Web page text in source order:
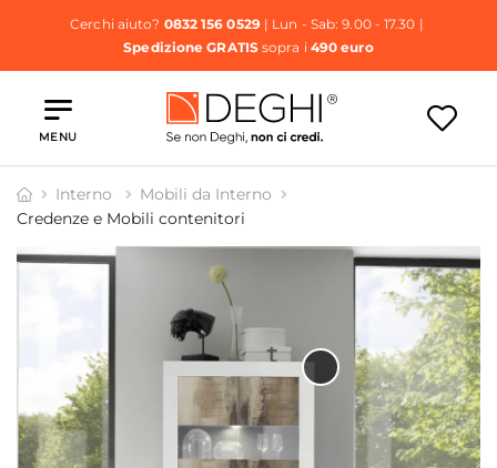
Cerchi aiuto? 0832 156 0529| Lun - Sab: 9.00 - 17.30 |
Spedizione GRATISsopra i 490 euro
MENU
Interno
Mobili da Interno
Credenze e Mobili contenitori